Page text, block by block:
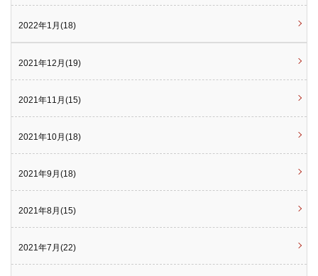
2022年1月(18)
2021年12月(19)
2021年11月(15)
2021年10月(18)
2021年9月(18)
2021年8月(15)
2021年7月(22)